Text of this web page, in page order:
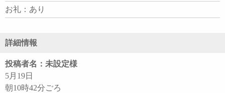
お礼：あり
詳細情報
投稿者名：未設定様
5月19日
朝10時42分ごろ